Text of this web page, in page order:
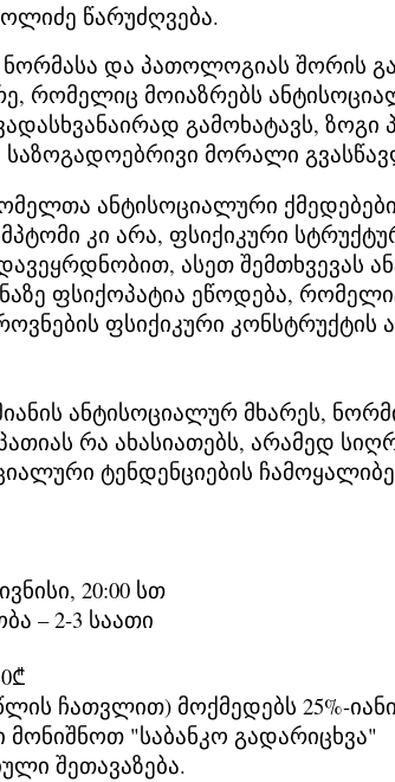
წარუძღვება.
და პათოლოგიას შორის
რომელიც მოიაზრებს
გამოხატავს,
მორალი
ანტისოციალური
კი არა, ფსიქიკური
ასეთ
ფსიქოპატია ეწოდება,
ფსიქიკური კონსტრუქტის
ანტისოციალურ მხარეს,
რა ახასიათებს, არამედ
ტენდენციების
20:00 სთ
– 2-3 საათი
წლის ჩათვლით) მოქმედებს 25%-
"საბანკო გადარიცხვა"
შეთავაზება.